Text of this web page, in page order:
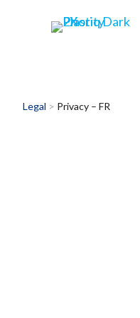
Legal > Privacy – FR